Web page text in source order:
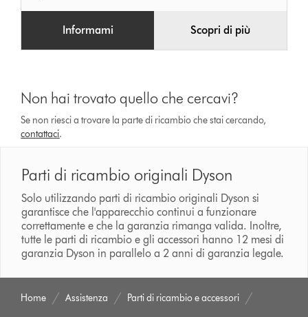
Informami Scopri di più
Non hai trovato quello che cercavi?
Se non riesci a trovare la parte di ricambio che stai cercando,
contattaci.
Parti di ricambio originali Dyson
Solo utilizzando parti di ricambio originali Dyson si
garantisce che l'apparecchio continui a funzionare
correttamente e che la garanzia rimanga valida. Inoltre,
tutte le parti di ricambio e gli accessori hanno 12 mesi di
garanzia Dyson in parallelo a 2 anni di garanzia legale.
Home Assistenza Parti di ricambio e accessori